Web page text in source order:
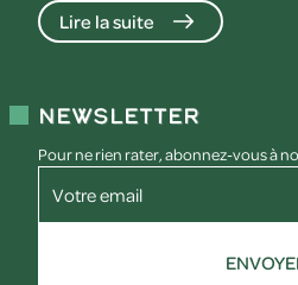
Lire la suite
Newsletter
Pour ne rien rater, abonnez-vous à
Votre email